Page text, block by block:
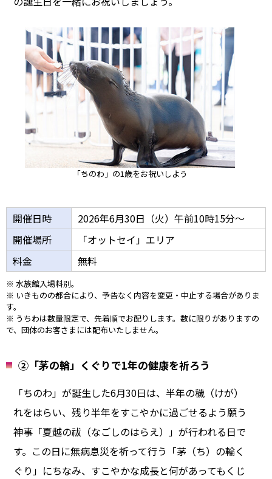
「ちのわ」の1歳をお祝いしよう
開催日時
2026年6月30日（火）午前10時15分～
開催場所
「オットセイ」エリア
料金
無料
※ 水族館入場料別。
※ いきものの都合により、予告なく内容を変更・中止する場合がありま
す。
※ うちわは数量限定で、先着順でお配りします。数に限りがありますの
で、団体のお客さまには配布いたしません。
②「茅の輪」くぐりで1年の健康を祈ろう
「ちのわ」が誕生した6月30日は、半年の穢（けが）
れをはらい、残り半年をすこやかに過ごせるよう願う
神事「夏越の祓（なごしのはらえ）」が行われる日で
す。この日に無病息災を祈って行う「茅（ち）の輪く
ぐり」にちなみ、すこやかな成長と何があってもくじ